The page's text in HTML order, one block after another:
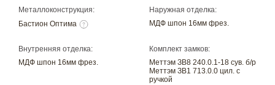
Металлоконструкция:
Бастион Оптима
Наружная отделка:
МДФ шпон 16мм фрез.
Внутренняя отделка:
МДФ шпон 16мм фрез.
Комплект замков:
Меттэм ЗВ8 240.0.1-18 сув. б/р
Меттэм ЗВ1 713.0.0 цил. с
ручкой